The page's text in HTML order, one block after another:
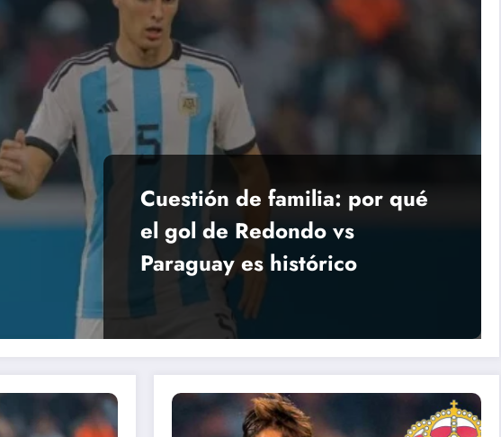
Cuestión de familia: por qué
el gol de Redondo vs
Paraguay es histórico